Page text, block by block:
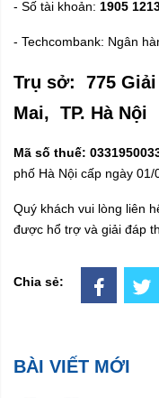
- Số tài khoản: 1905
- Techcombank: Ngân
Trụ sở: 775
Mai, TP. Hà Nội
Mã số thuế:
phố Hà Nội cấp ngày 01/
Quý khách vui lòng liên
được hổ trợ và giải đáp
Chia sẻ:
BÀI VIẾT MỚI